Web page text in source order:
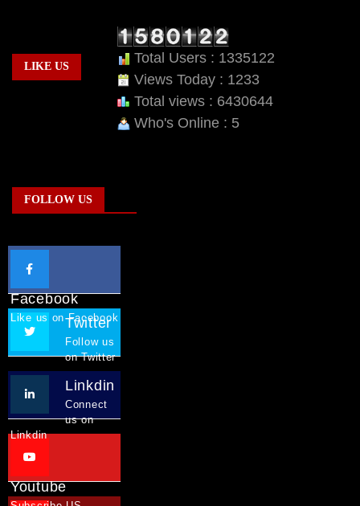
LIKE US
Total Users : 1335122
Views Today : 1233
Total views : 6430644
Who's Online : 5
FOLLOW US
Facebook
Like us on Facebook
Twitter
Follow us
on Twitter
Linkdin
Connect
us on
Linkdin
Youtube